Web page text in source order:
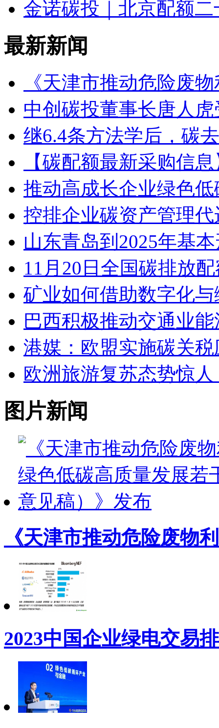
金诺碳投｜北京配额
最新新闻
《天津市推动危险废
中创碳投董事长唐人
继6.4条方法学后，碳
【碳配额最新采购信
推动高成长企业绿色
控排企业碳资产管理
山东青岛到2025年基
11月20日全国碳排放
矿业如何借助数字化
巴西积极推动交通业
港媒：欧盟实施碳关
欧洲旅游复苏态势惊
图片新闻
《天津市推动危险废物
2023中国企业绿电交易